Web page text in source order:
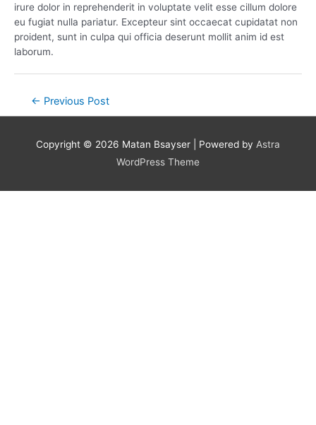
irure dolor in reprehenderit in voluptate velit esse cillum dolore
eu fugiat nulla pariatur. Excepteur sint occaecat cupidatat non
proident, sunt in culpa qui officia deserunt mollit anim id est
laborum.
← Previous Post
Copyright © 2026 Matan Bsayser | Powered by Astra
WordPress Theme